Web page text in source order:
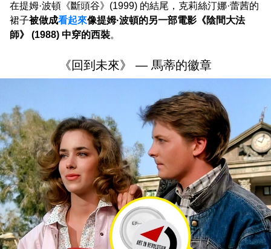
在提姆·波頓《斷頭谷》(1999) 的結尾，克莉絲汀娜·蕾茜的
裙子被做成看起來像提姆·波頓的另一部電影《陰間大法
師》 (1988) 中穿的西裝。
《回到未來》 — 馬蒂的徽章